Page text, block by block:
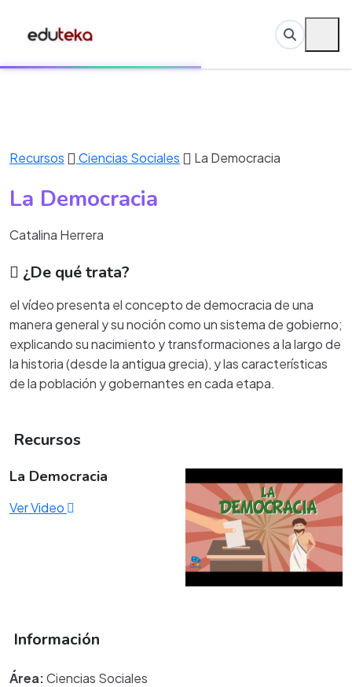
Recursos Ciencias Sociales La Democracia
La Democracia
Catalina Herrera
¿De qué trata?
el vídeo presenta el concepto de democracia de una
manera general y su noción como un sistema de gobierno;
explicando su nacimiento y transformaciones a la largo de
la historia (desde la antigua grecia), y las características
de la población y gobernantes en cada etapa.
Recursos
La Democracia
Ver Video
Información
Área:Ciencias Sociales